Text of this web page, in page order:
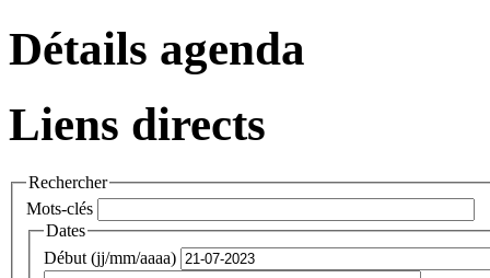
Détails agenda
Liens directs
Rechercher
Mots-clés
Dates
Début (jj/mm/aaaa)